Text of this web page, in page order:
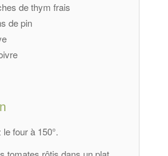
de thym frais
de pin
four à 150°.